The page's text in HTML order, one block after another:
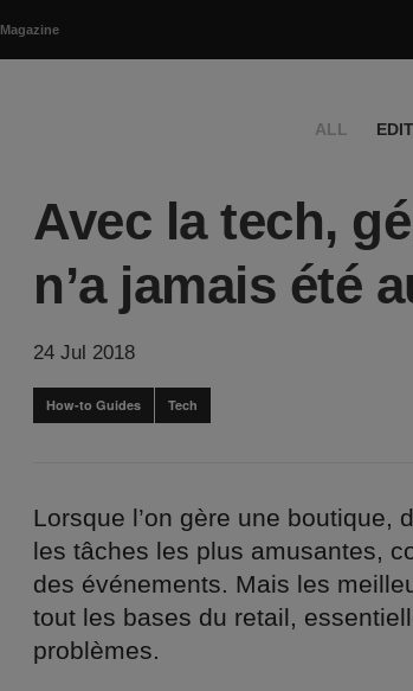
Magazine
ALL
Avec la tech,
n’a jamais été
24 Jul 2018
How-to Guides Tech
Lorsque l’on gère une boutique,
les tâches les plus amusantes,
des événements. Mais les
tout les bases du retail,
problèmes.